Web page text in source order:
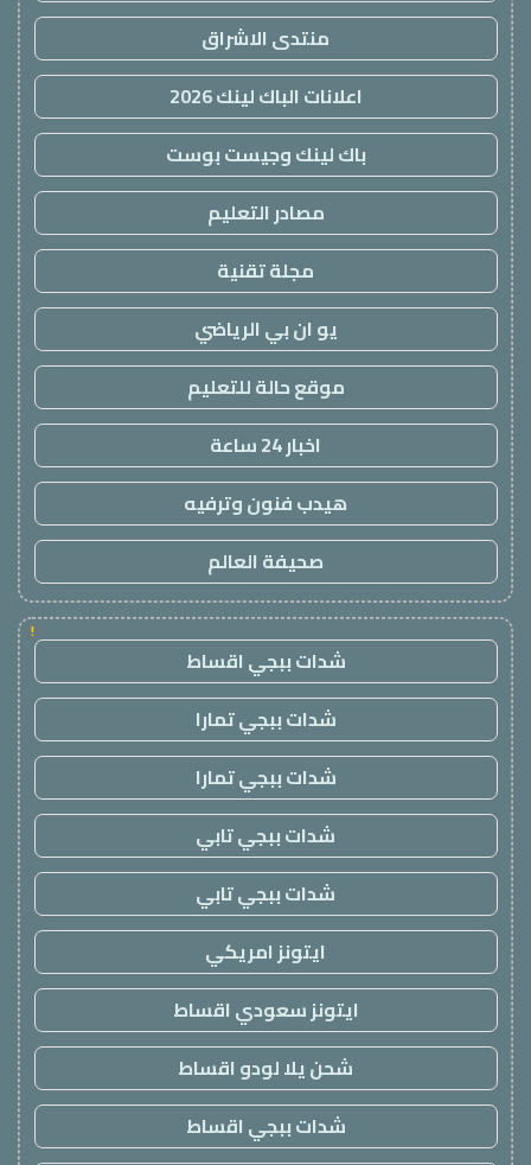
منتدى الاشراق
اعلانات الباك لينك 2026
باك لينك وجيست بوست
مصادر التعليم
مجلة تقنية
يو ان بي الرياضي
موقع حالة للتعليم
اخبار 24 ساعة
هيدب فنون وترفيه
صحيفة العالم
!
شدات ببجي اقساط
شدات ببجي تمارا
شدات ببجي تمارا
شدات ببجي تابي
شدات ببجي تابي
ايتونز امريكي
ايتونز سعودي اقساط
شحن يلا لودو اقساط
شدات ببجي اقساط